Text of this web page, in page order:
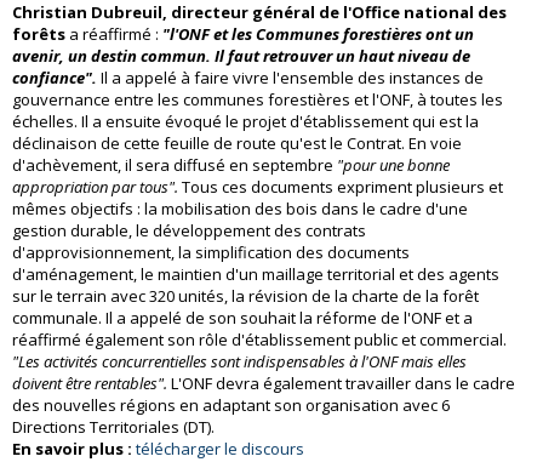
Christian Dubreuil, directeur général de l'Office national des
forêts a réaffirmé : "l'ONF et les Communes forestières ont un
avenir, un destin commun. Il faut retrouver un haut niveau de
confiance". Il a appelé à faire vivre l'ensemble des instances de
gouvernance entre les communes forestières et l'ONF, à toutes les
échelles. Il a ensuite évoqué le projet d'établissement qui est la
déclinaison de cette feuille de route qu'est le Contrat. En voie
d'achèvement, il sera diffusé en septembre "pour une bonne
appropriation par tous". Tous ces documents expriment plusieurs et
mêmes objectifs : la mobilisation des bois dans le cadre d'une
gestion durable, le développement des contrats
d'approvisionnement, la simplification des documents
d'aménagement, le maintien d'un maillage territorial et des agents
sur le terrain avec 320 unités, la révision de la charte de la forêt
communale. Il a appelé de son souhait la réforme de l'ONF et a
réaffirmé également son rôle d'établissement public et commercial.
"Les activités concurrentielles sont indispensables à l'ONF mais elles
doivent être rentables". L'ONF devra également travailler dans le cadre
des nouvelles régions en adaptant son organisation avec 6
Directions Territoriales (DT).
En savoir plus : télécharger le discours